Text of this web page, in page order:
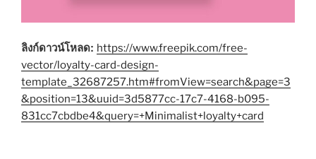
ลิงก์ดาวน์โหลด: https://www.freepik.com/free-
vector/loyalty-card-design-
template_32687257.htm#fromView=search&page=3
&position=13&uuid=3d5877cc-17c7-4168-b095-
831cc7cbdbe4&query=+Minimalist+loyalty+card